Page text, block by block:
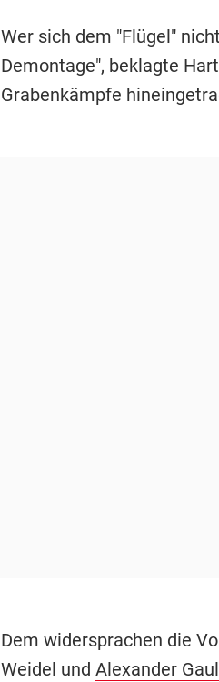
Wer sich dem "Flügel"
Demontage", beklagte
Grabenkämpfe
Dem widersprachen die
Weidel und Alexander